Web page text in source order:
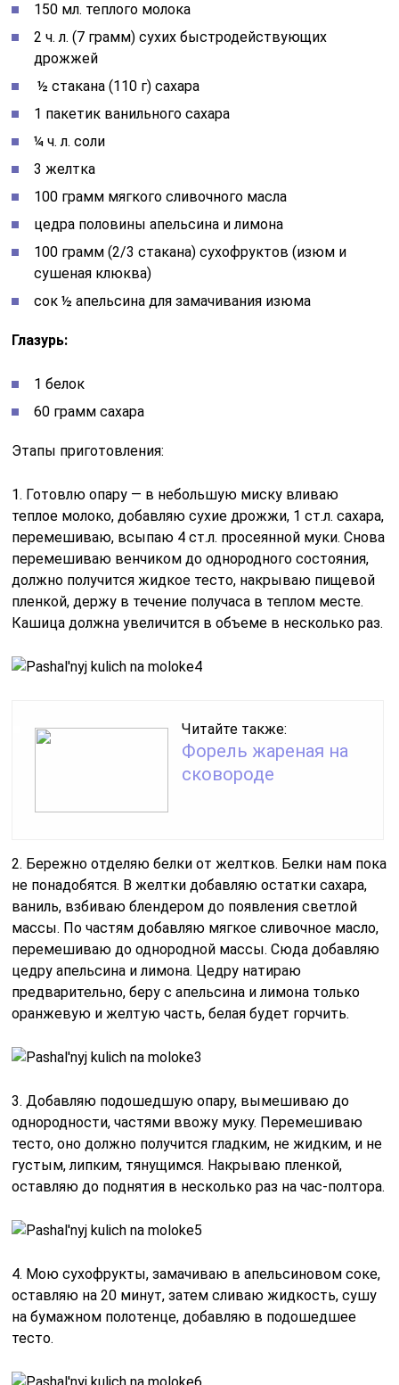
150 мл. теплого молока
2 ч. л. (7 грамм) сухих быстродействующих
дрожжей
½ стакана (110 г) сахара
1 пакетик ванильного сахара
¼ ч. л. соли
3 желтка
100 грамм мягкого сливочного масла
цедра половины апельсина и лимона
100 грамм (2/3 стакана) сухофруктов (изюм и
сушеная клюква)
сок ½ апельсина для замачивания изюма
Глазурь:
1 белок
60 грамм сахара
Этапы приготовления:
1. Готовлю опару — в небольшую миску вливаю
теплое молоко, добавляю сухие дрожжи, 1 ст.л. сахара,
перемешиваю, всыпаю 4 ст.л. просеянной муки. Снова
перемешиваю венчиком до однородного состояния,
должно получится жидкое тесто, накрываю пищевой
пленкой, держу в течение получаса в теплом месте.
Кашица должна увеличится в объеме в несколько раз.
Читайте также:
Форель жареная на
сковороде
2. Бережно отделяю белки от желтков. Белки нам пока
не понадобятся. В желтки добавляю остатки сахара,
ваниль, взбиваю блендером до появления светлой
массы. По частям добавляю мягкое сливочное масло,
перемешиваю до однородной массы. Сюда добавляю
цедру апельсина и лимона. Цедру натираю
предварительно, беру с апельсина и лимона только
оранжевую и желтую часть, белая будет горчить.
3. Добавляю подошедшую опару, вымешиваю до
однородности, частями ввожу муку. Перемешиваю
тесто, оно должно получится гладким, не жидким, и не
густым, липким, тянущимся. Накрываю пленкой,
оставляю до поднятия в несколько раз на час-полтора.
4. Мою сухофрукты, замачиваю в апельсиновом соке,
оставляю на 20 минут, затем сливаю жидкость, сушу
на бумажном полотенце, добавляю в подошедшее
тесто.